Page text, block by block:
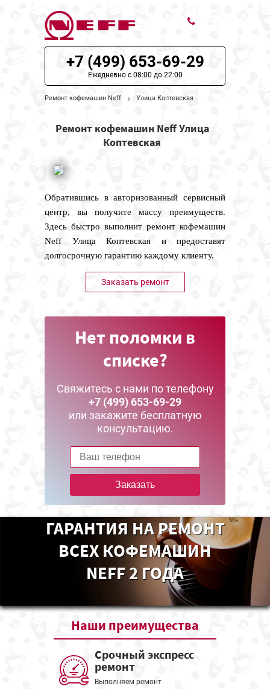
ЦЕНЫ НА РЕМОНТ
НАШИ КОНТАКТЫ
+7 (499) 653-69-29
Ежедневно с 08:00 до 22:00
Ремонт кофемашин Neff Улица Коптевская
Ремонт кофемашин Neff Улица
Коптевская
Обратившись в авторизованный сервисный
центр, вы получите массу преимуществ.
Здесь быстро выполнит ремонт кофемашин
Neff Улица Коптевская и предоставят
долгосрочную гарантию каждому клиенту.
Заказать ремонт
Нет поломки в
списке?
Свяжитесь с нами по телефону
+7 (499) 653-69-29
или закажите бесплатную
консультацию.
Заказать
ГАРАНТИЯ НА РЕМОНТ
ВСЕХ КОФЕМАШИН
NEFF 2 ГОДА
Наши преимущества
Срочный экспресс
ремонт
Выполняем ремонт